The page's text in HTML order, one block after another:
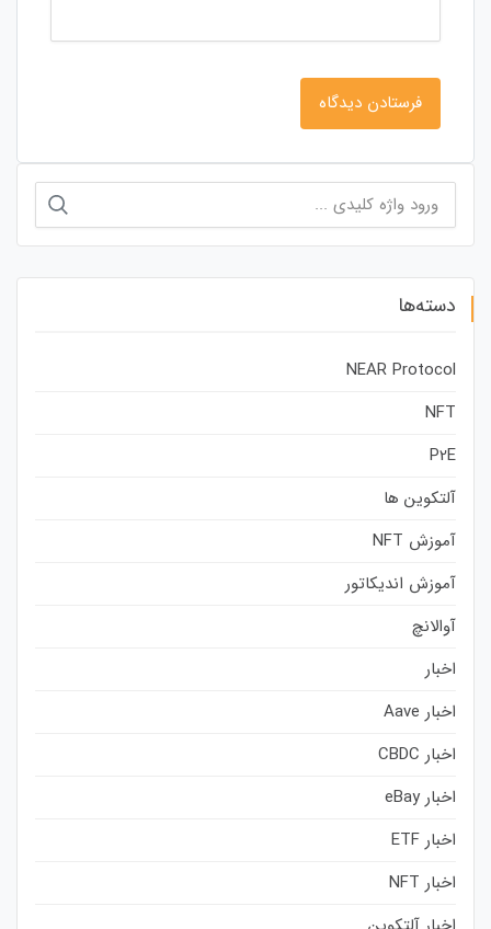
برای:
دسته‌ها
NEAR Protocol
NFT
P2E
آلتکوین ها
آموزش NFT
آموزش اندیکاتور
آوالانچ
اخبار
اخبار Aave
اخبار CBDC
اخبار eBay
اخبار ETF
اخبار NFT